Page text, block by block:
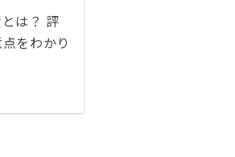
は？ 評
をわかり